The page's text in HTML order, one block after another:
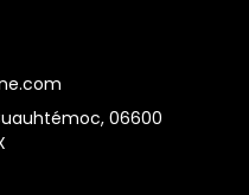
06600